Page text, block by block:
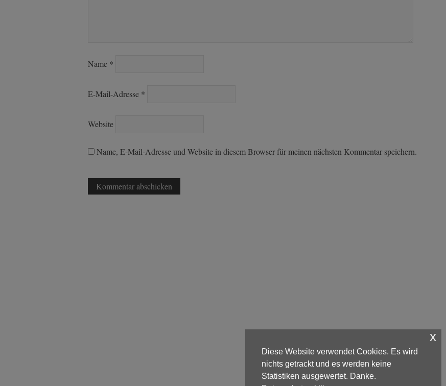
Name *
E-Mail-Adresse *
Website
Name, E-Mail-Adresse und Website in diesem Browser für meinen nächsten Kommentar speichern.
Diese Website verwendet Cookies. Es wird
nichts getrackt und es werden keine
Statistiken ausgewertet. Danke.
x